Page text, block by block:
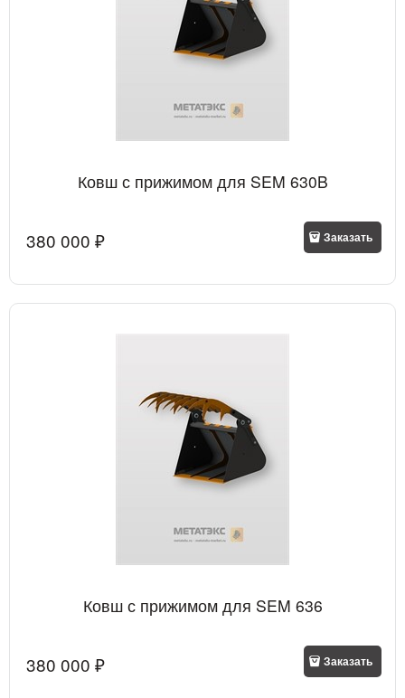
Ковш с прижимом для SEM 630B
380 000 ₽ Заказать
Ковш с прижимом для SEM 636
380 000 ₽ Заказать